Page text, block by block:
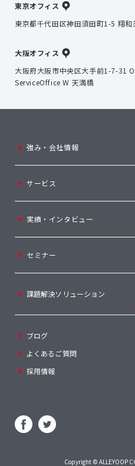
東京オフィス
東京都千代田区神田須田町1-5 翔和
大阪オフィス
大阪府大阪市中央区大手前1-7-31
ServiceOffice W 天満橋
強み・会社情報
サービス
実績・インタビュー
セミナー
課題解決ソリューション
ブログ
よくあるご質問
採用情報
Copyright © ALLEYOOP